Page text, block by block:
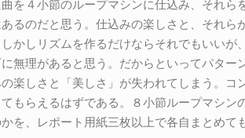
を４小節のループマシンに仕込み、それら
るのだと思う。仕込みの楽しさと、それ
かしリズムを作るだけならそれでもいい
無理があると思う。だからといってパタ
楽しさと「美しさ」が失われてしまう。
もらえるはずである。８小節ループマシ
を、レポート用紙三枚以上で各自まとめて